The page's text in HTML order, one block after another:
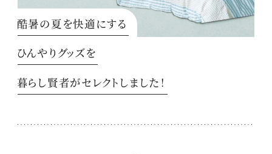
酷暑の夏を快適にする
ひんやりグッズを
暮らし賢者がセレクトしました！